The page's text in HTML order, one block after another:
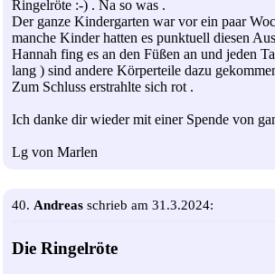
Ringelröte :-) . Na so was .
Der ganze Kindergarten war vor ein paar
manche Kinder hatten es punktuell diesen
Hannah fing es an den Füßen an und jeden
lang ) sind andere Körperteile dazu
Zum Schluss erstrahlte sich rot .
Ich danke dir wieder mit einer Spende von
Lg von Marlen
40. Andreas schrieb am 31.3.2024:
Die Ringelröte